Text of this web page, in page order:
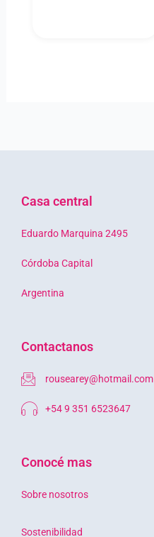
Casa central
Eduardo Marquina 2495
Córdoba Capital
Argentina
Contactanos
rousearey@hotmail.com
+54 9 351 6523647
Conocé mas
Sobre nosotros
Sostenibilidad